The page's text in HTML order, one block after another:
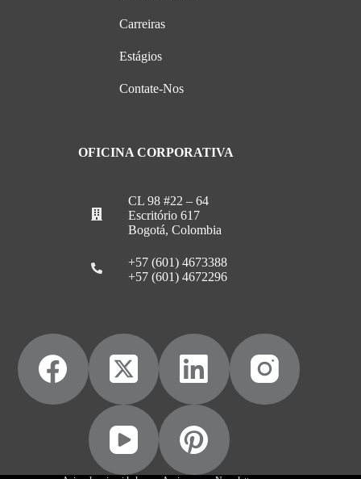
Carreiras
Estágios
Contate-Nos
OFICINA CORPORATIVA
CL 98 #22 – 64
Escritório 617
Bogotá, Colombia
+57 (601) 4673388
+57 (601) 4672296